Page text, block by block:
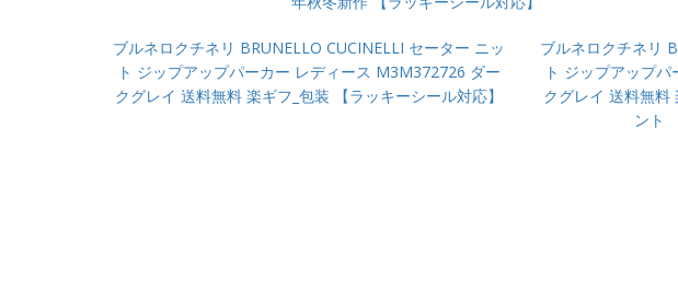
ブルネロクチネリ BRUNELLO CUCINELLI セーター ニッ
ト ジップアップパーカー レディース M3M372726 ダー
クグレイ 送料無料 楽ギフ_包装 【ラッキーシール対応】
ブルネロクチネリ
ト ジップアップ
クグレイ 送料無料
ント